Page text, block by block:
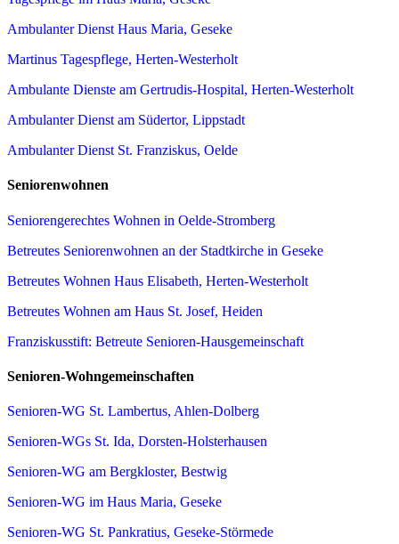
Ambulanter Dienst Haus Maria, Geseke
Martinus Tagespflege, Herten-Westerholt
Ambulante Dienste am Gertrudis-Hospital, Herten-Westerholt
Ambulanter Dienst am Südertor, Lippstadt
Ambulanter Dienst St. Franziskus, Oelde
Seniorenwohnen
Seniorengerechtes Wohnen in Oelde-Stromberg
Betreutes Seniorenwohnen an der Stadtkirche in Geseke
Betreutes Wohnen Haus Elisabeth, Herten-Westerholt
Betreutes Wohnen am Haus St. Josef, Heiden
Franziskusstift: Betreute Senioren-Hausgemeinschaft
Senioren-Wohngemeinschaften
Senioren-WG St. Lambertus, Ahlen-Dolberg
Senioren-WGs St. Ida, Dorsten-Holsterhausen
Senioren-WG am Bergkloster, Bestwig
Senioren-WG im Haus Maria, Geseke
Senioren-WG St. Pankratius, Geseke-Störmede